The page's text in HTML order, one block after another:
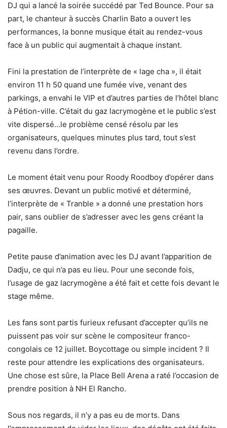
DJ qui a lancé la soirée succédé par Ted Bounce. Pour sa
part, le chanteur à succès Charlin Bato a ouvert les
performances, la bonne musique était au rendez-vous
face à un public qui augmentait à chaque instant.
Fini la prestation de l’interprète de « lage cha », il était
environ 11 h 50 quand une fumée vive, venant des
parkings, a envahi le VIP et d’autres parties de l’hôtel blanc
à Pétion-ville. C’était du gaz lacrymogène et le public s’est
vite dispersé…le problème censé résolu par les
organisateurs, quelques minutes plus tard, tout s’est
revenu dans l’ordre.
Le moment était venu pour Roody Roodboy d’opérer dans
ses œuvres. Devant un public motivé et déterminé,
l’interprète de « Tranble » a donné une prestation hors
pair, sans oublier de s’adresser avec les gens créant la
pagaille.
Petite pause d’animation avec les DJ avant l’apparition de
Dadju, ce qui n’a pas eu lieu. Pour une seconde fois,
l’usage de gaz lacrymogène a été fait et cette fois devant le
stage même.
Les fans sont partis furieux refusant d’accepter qu’ils ne
puissent pas voir sur scène le compositeur franco-
congolais ce 12 juillet. Boycottage ou simple incident ? Il
reste pour attendre les explications des organisateurs.
Une chose est sûre, la Place Bell Arena a raté l’occasion de
prendre position à NH El Rancho.
Sous nos regards, il n’y a pas eu de morts. Dans